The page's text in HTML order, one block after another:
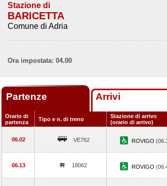
Stazione di
BARICETTA
Comune di Adria
Ora impostata: 04.00
Partenze Arrivi
Orario di
partenza
Tipo e n. di treno
Stazione di arrivo
(orario di arrivo)
06.02 VE762 ROVIGO
06.13 18062 ROVIGO